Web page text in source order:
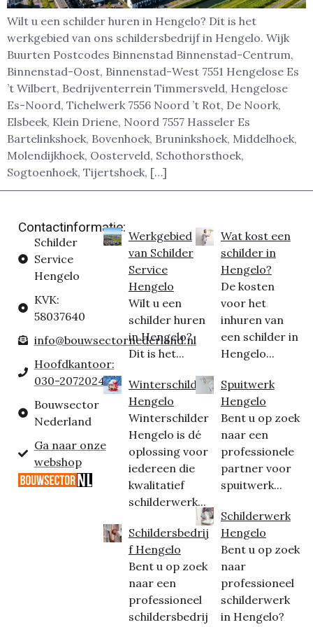
Wilt u een schilder huren in Hengelo? Dit is het
werkgebied van ons schildersbedrijf in Hengelo. Wijk
Buurten Postcodes Binnenstad Binnenstad-Centrum,
Binnenstad-Oost, Binnenstad-West 7551 Hengelose Es
’t Wilbert, Bedrijventerrein Timmersveld, Hengelose
Es-Noord, Tichelwerk 7556 Noord ’t Rot, De Noork,
Elsbeek, Klein Driene, Noord 7557 Hasseler Es
Bartelinkshoek, Bovenhoek, Bruninkshoek, Middelhoek,
Molendijkhoek, Oosterveld, Schothorsthoek,
Sogtoenhoek, Tijertshoek, […]
Contactinformatie:
Schilder
Service
Hengelo
KVK:
58037640
info@bouwsectornederland.nl
Hoofdkantoor:
030-2072024
Bouwsector
Nederland
Ga naar onze
webshop
Werkgebied
van Schilder
Service
Hengelo
Wilt u een
schilder huren
in Hengelo?
Dit is het...
Winterschilder
Hengelo
Winterschilder
Hengelo is dé
oplossing voor
iedereen die
kwalitatief
schilderwerk...
Schildersbedrij
f Hengelo
Bent u op zoek
naar een
professioneel
schildersbedrij
Wat kost een
schilder in
Hengelo?
De kosten
voor het
inhuren van
een schilder in
Hengelo...
Spuitwerk
Hengelo
Bent u op zoek
naar een
professionele
partner voor
spuitwerk...
Schilderwerk
Hengelo
Bent u op zoek
naar
professioneel
schilderwerk
in Hengelo?